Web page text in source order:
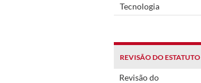
Tecnologia
REVISÃO DO ESTATUTO
Revisão do